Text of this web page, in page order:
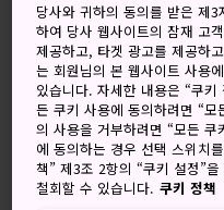
Ekimaecho 12-13,
Google 지도에서 보기
환승 정보 받기
키워드 지도
당사와 귀하의 동의를 받은 제
하여 당사 웹사이트의 잠재 고
제공하고, 타겟 광고를 제공하
는 회원님의 본 웹사이트 사용
있습니다. 자세한 내용은 “쿠
든 쿠키 사용에 동의하려면 “
의 사용을 거부하려면 “모든
에 동의하는 경우 선택 스위치
책” 제3조 2항의 “쿠키 설정”
철회할 수 있습니다. 쿠키 정책